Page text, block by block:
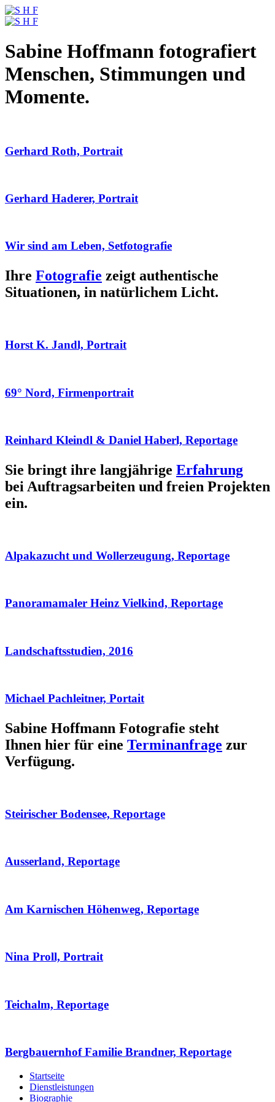
Sabine Hoffmann fotografiert
Menschen, Stimmungen und
Momente.
Gerhard Roth, Portrait
Gerhard Haderer, Portrait
Wir sind am Leben, Setfotografie
Ihre Fotografie zeigt authentische
Situationen, in natürlichem Licht.
Horst K. Jandl, Portrait
69° Nord, Firmenportrait
Reinhard Kleindl & Daniel Haberl, Reportage
Sie bringt ihre langjährige Erfahrung
bei Auftragsarbeiten und freien Projekten
ein.
Alpakazucht und Wollerzeugung, Reportage
Panoramamaler Heinz Vielkind, Reportage
Landschaftsstudien, 2016
Michael Pachleitner, Portait
Sabine Hoffmann Fotografie steht
Ihnen hier für eine Terminanfrage zur
Verfügung.
Steirischer Bodensee, Reportage
Ausserland, Reportage
Am Karnischen Höhenweg, Reportage
Nina Proll, Portrait
Teichalm, Reportage
Bergbauernhof Familie Brandner, Reportage
Startseite
Dienstleistungen
Biographie